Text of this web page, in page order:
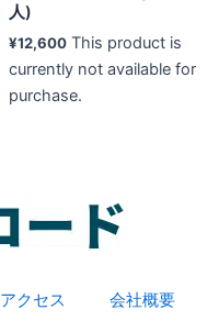
人)
¥12,600 This product is
currently not available for
purchase.
アクセス 会社概要